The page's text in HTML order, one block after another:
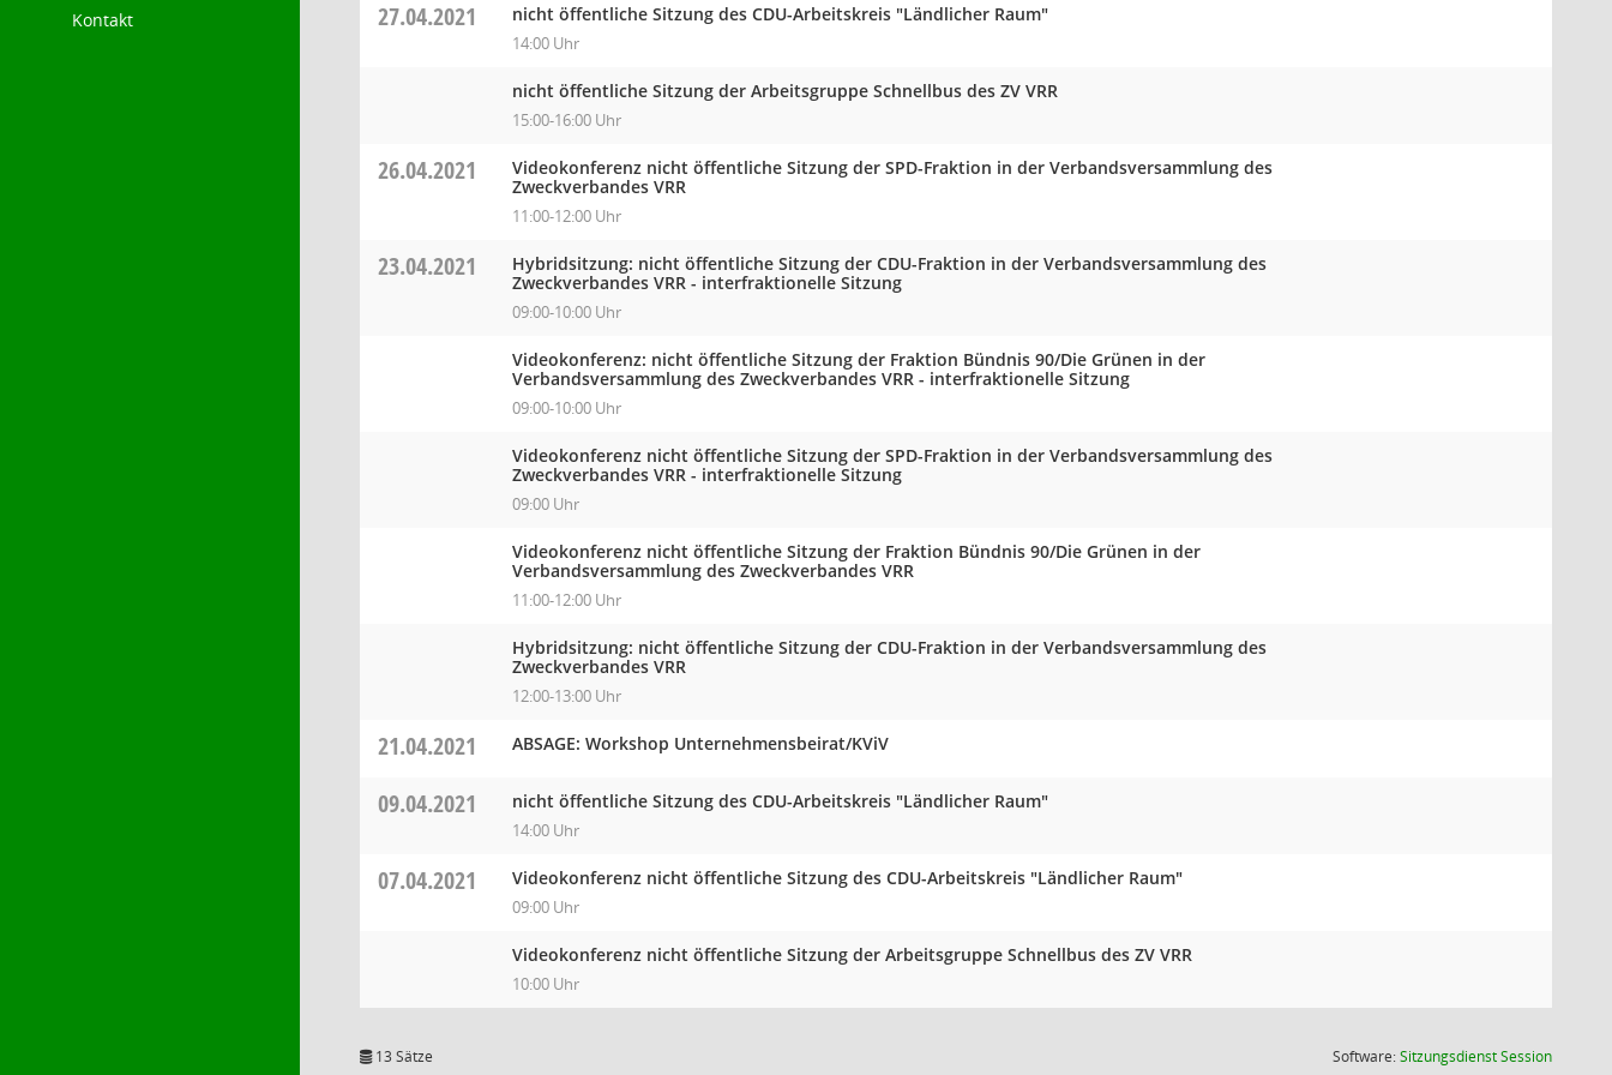
Kontakt
27.04.2021 nicht öffentliche Sitzung des CDU-Arbeitskreis "Ländlicher Raum"
14:00 Uhr
nicht öffentliche Sitzung der Arbeitsgruppe Schnellbus des ZV VRR
15:00-16:00 Uhr
26.04.2021
Videokonferenz nicht öffentliche Sitzung der SPD-Fraktion in der Verbandsversammlung des
Zweckverbandes VRR
11:00-12:00 Uhr
23.04.2021
Hybridsitzung: nicht öffentliche Sitzung der CDU-Fraktion in der Verbandsversammlung des
Zweckverbandes VRR - interfraktionelle Sitzung
09:00-10:00 Uhr
Videokonferenz: nicht öffentliche Sitzung der Fraktion Bündnis 90/Die Grünen in der
Verbandsversammlung des Zweckverbandes VRR - interfraktionelle Sitzung
09:00-10:00 Uhr
Videokonferenz nicht öffentliche Sitzung der SPD-Fraktion in der Verbandsversammlung des
Zweckverbandes VRR - interfraktionelle Sitzung
09:00 Uhr
Videokonferenz nicht öffentliche Sitzung der Fraktion Bündnis 90/Die Grünen in der
Verbandsversammlung des Zweckverbandes VRR
11:00-12:00 Uhr
Hybridsitzung: nicht öffentliche Sitzung der CDU-Fraktion in der Verbandsversammlung des
Zweckverbandes VRR
12:00-13:00 Uhr
21.04.2021 ABSAGE: Workshop Unternehmensbeirat/KViV
09.04.2021 nicht öffentliche Sitzung des CDU-Arbeitskreis "Ländlicher Raum"
14:00 Uhr
07.04.2021 Videokonferenz nicht öffentliche Sitzung des CDU-Arbeitskreis "Ländlicher Raum"
09:00 Uhr
Videokonferenz nicht öffentliche Sitzung der Arbeitsgruppe Schnellbus des ZV VRR
10:00 Uhr
13 Sätze Software:SitzungsdienstSession(Wird in